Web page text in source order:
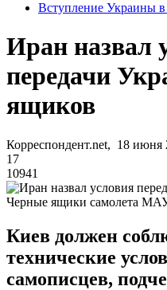
Вступление Украины
Иран назвал
передачи
ящиков
Корреспондент.net, 18 июня
17
10941
Черные ящики самолета
Киев должен
технические
самописцев,